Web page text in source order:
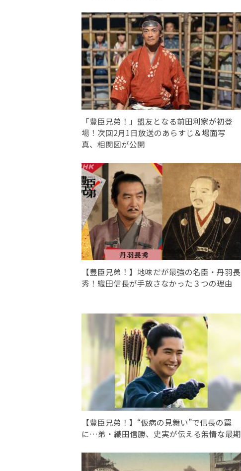
「豊臣兄弟！」盟友となる前田利家が初登
場！次回2月1日放送のあらすじ＆場面写
真、相関図が公開
【豊臣兄弟！】地味だが最強の名臣・丹羽長
秀！織田信長が手放さなかった３つの理由
【豊臣兄弟！】“仮病の見舞い”で信長の罠
に…弟・織田信勝、史実が伝える無情な最期